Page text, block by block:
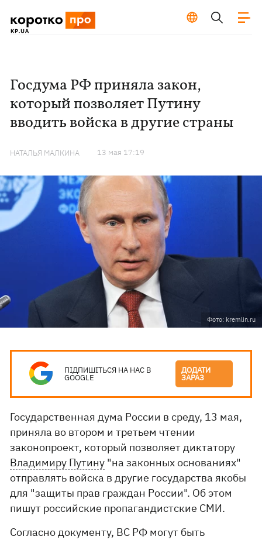
Госдума РФ приняла закон,
который позволяет Путину
вводить войска в другие страны
НАТАЛЬЯ МАЛКИНА 13 мая 17:19
Фото: kremlin.ru
ПІДПИШІТЬСЯ НА НАС В
GOOGLE
ДОДАТИ
ЗАРАЗ
Государственная дума России в среду, 13 мая,
приняла во втором и третьем чтении
законопроект, который позволяет диктатору
Владимиру Путину "на законных основаниях"
отправлять войска в другие государства якобы
для "защиты прав граждан России". Об этом
пишут российские пропагандистские СМИ.
Согласно документу, ВС РФ могут быть